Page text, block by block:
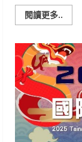
閱讀更多..
more
單
位
攜
手
合
作
強
化
青
少
年